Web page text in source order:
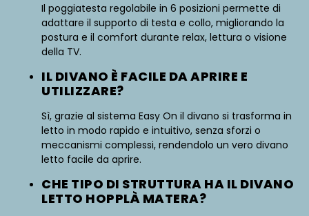
Il poggiatesta regolabile in 6 posizioni permette di
adattare il supporto di testa e collo, migliorando la
postura e il comfort durante relax, lettura o visione
della TV.
IL DIVANO È FACILE DA APRIRE E
UTILIZZARE?
Sì, grazie al sistema Easy On il divano si trasforma in
letto in modo rapido e intuitivo, senza sforzi o
meccanismi complessi, rendendolo un vero divano
letto facile da aprire.
CHE TIPO DI STRUTTURA HA IL DIVANO
LETTO HOPPLÀ MATERA?